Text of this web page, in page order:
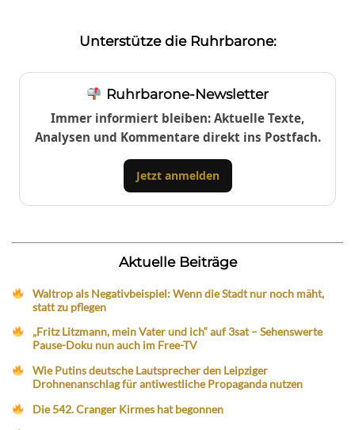
Unterstütze die Ruhrbarone:
Ruhrbarone-Newsletter
Immer informiert bleiben: Aktuelle Texte,
Analysen und Kommentare direkt ins Postfach.
Jetzt anmelden
Aktuelle Beiträge
Waltrop als Negativbeispiel: Wenn die Stadt nur noch mäht,
statt zu pflegen
„Fritz Litzmann, mein Vater und ich“ auf 3sat – Sehenswerte
Pause-Doku nun auch im Free-TV
Wie Putins deutsche Lautsprecher den Leipziger
Drohnenanschlag für antiwestliche Propaganda nutzen
Die 542. Cranger Kirmes hat begonnen